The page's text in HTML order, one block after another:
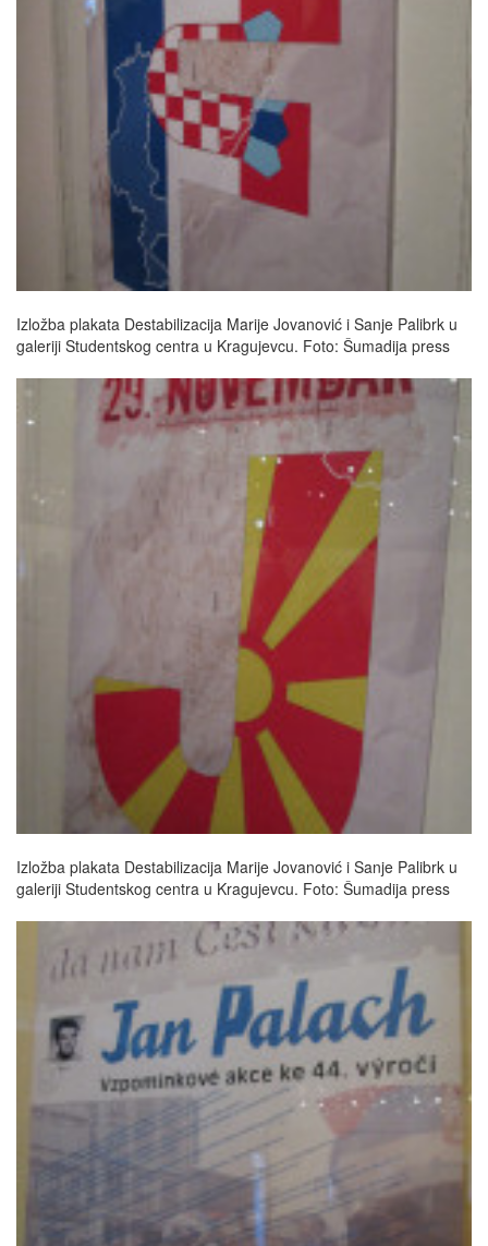
Izložba plakata Destabilizacija Marije Jovanović i Sanje Palibrk u
galeriji Studentskog centra u Kragujevcu. Foto: Šumadija press
Izložba plakata Destabilizacija Marije Jovanović i Sanje Palibrk u
galeriji Studentskog centra u Kragujevcu. Foto: Šumadija press